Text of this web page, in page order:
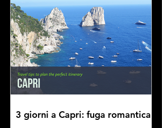
3 giorni a Capri: fuga romantica!